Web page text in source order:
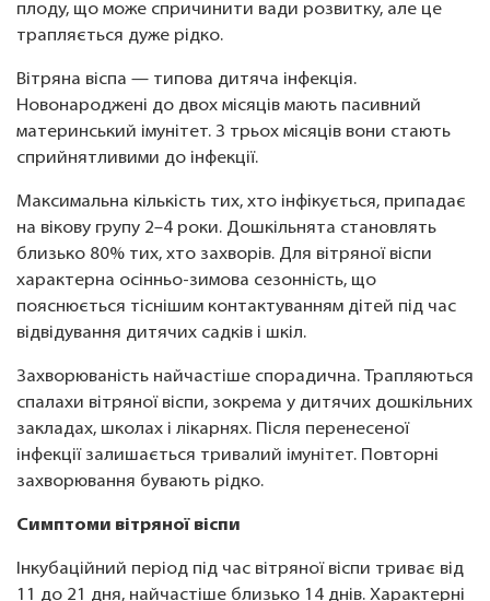
плоду, що може спричинити вади розвитку, але це
трапляється дуже рідко.
Вітряна віспа — типова дитяча інфекція.
Новонароджені до двох місяців мають пасивний
материнський імунітет. З трьох місяців вони стають
сприйнятливими до інфекції.
Максимальна кількість тих, хто інфікується, припадає
на вікову групу 2–4 роки. Дошкільнята становлять
близько 80% тих, хто захворів. Для вітряної віспи
характерна осінньо-зимова сезонність, що
пояснюється тіснішим контактуванням дітей під час
відвідування дитячих садків і шкіл.
Захворюваність найчастіше спорадична. Трапляються
спалахи вітряної віспи, зокрема у дитячих дошкільних
закладах, школах і лікарнях. Після перенесеної
інфекції залишається тривалий імунітет. Повторні
захворювання бувають рідко.
Симптоми вітряної віспи
Інкубаційний період під час вітряної віспи триває від
11 до 21 дня, найчастіше близько 14 днів. Характерні